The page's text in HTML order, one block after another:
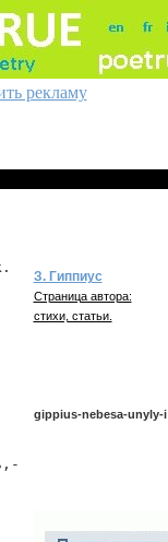
рекламу
З. Гиппиус
Страница автора:
стихи, статьи.
gippius-nebesa-unyly-i